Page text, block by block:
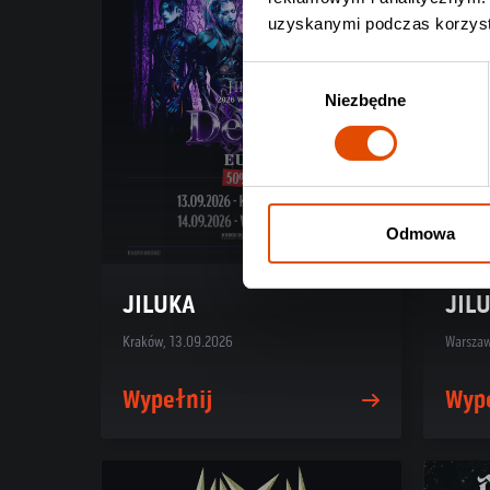
uzyskanymi podczas
Wybór
zgody
Niezbędne
Odmowa
JILUKA
Kraków, 13.09.2026
Wypełnij